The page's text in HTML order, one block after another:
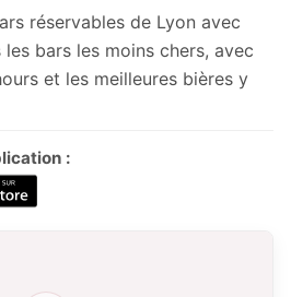
réservables de Lyon avec
les bars les moins chers, avec
et les meilleures bières y
: